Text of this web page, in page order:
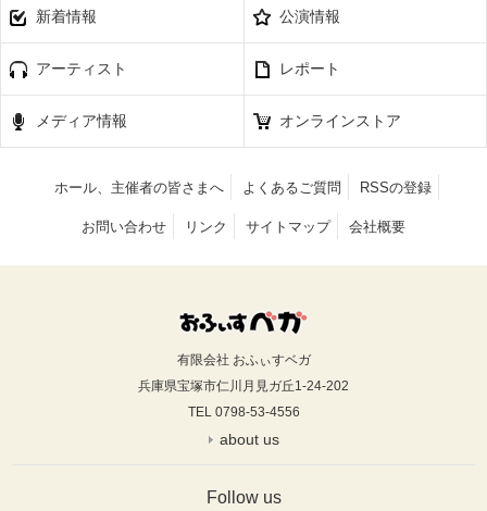
新着情報 公演情報
アーティスト レポート
メディア情報 オンラインストア
ホール、主催者の皆さまへ よくあるご質問 RSSの登録
お問い合わせ リンク サイトマップ 会社概要
有限会社 おふぃすベガ
兵庫県宝塚市仁川月見ガ丘1-24-202
TEL 0798-53-4556
about us
Follow us